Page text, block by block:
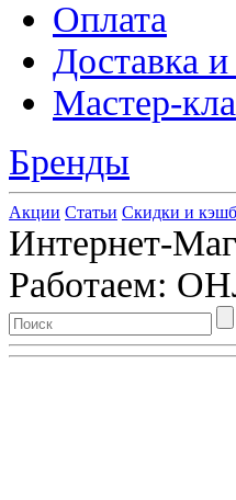
Оплата
Доставка
Мастер-
Бренды
Акции Статьи Скидки и
Интернет-
Работаем: